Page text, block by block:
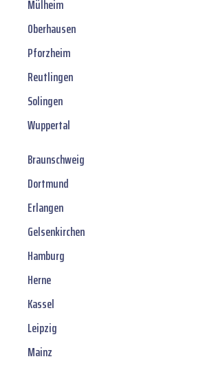
Mülheim
Oberhausen
Pforzheim
Reutlingen
Solingen
Wuppertal
Braunschweig
Dortmund
Erlangen
Gelsenkirchen
Hamburg
Herne
Kassel
Leipzig
Mainz